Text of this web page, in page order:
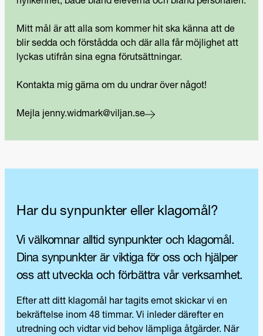
Mitt mål är att alla som kommer hit ska känna att de
blir sedda och förstådda och där alla får möjlighet att
lyckas utifrån sina egna förutsättningar.
Kontakta mig gärna om du undrar över något!
Mejla jenny.widmark@viljan.se
Har du synpunkter eller klagomål?
Vi välkomnar alltid synpunkter och klagomål.
Dina synpunkter är viktiga för oss och hjälper
oss att utveckla och förbättra vår verksamhet.
Efter att ditt klagomål har tagits emot skickar vi en
bekräftelse inom 48 timmar. Vi inleder därefter en
utredning och vidtar vid behov lämpliga åtgärder. När